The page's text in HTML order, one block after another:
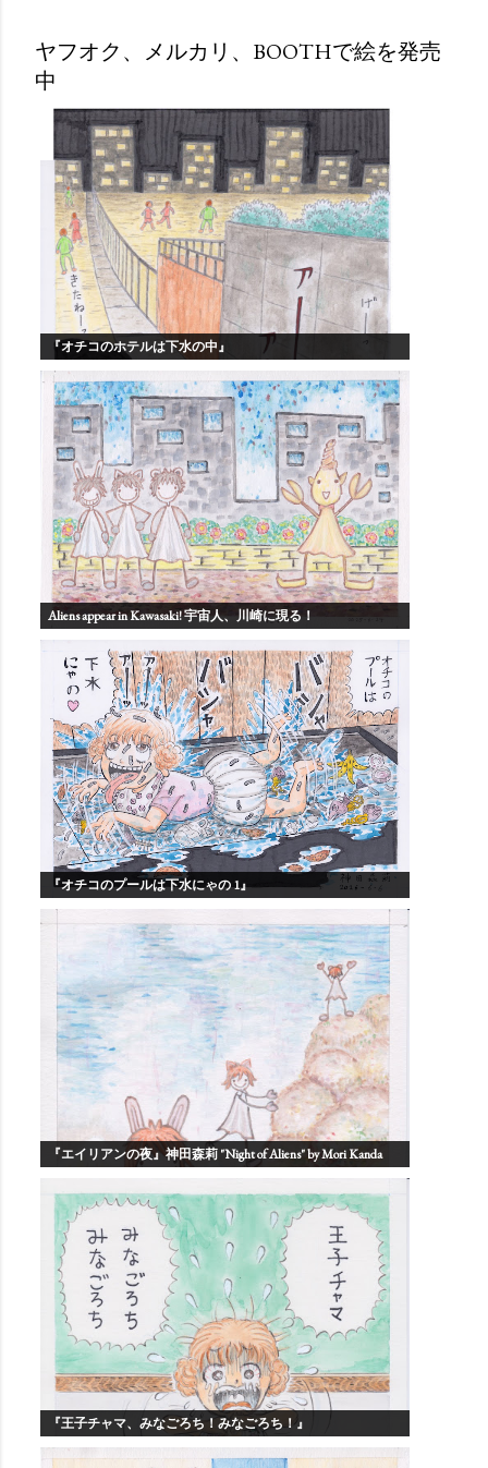
ヤフオク、メルカリ、BOOTHで絵を発売
中
『オチコのホテルは下水の中』
Aliens appear in Kawasaki! 宇宙人、川崎に現る！
『オチコのプールは下水にゃの 1』
『エイリアンの夜』神田森莉 "Night of Aliens" by Mori Kanda
『王子チャマ、みなごろち！みなごろち！』